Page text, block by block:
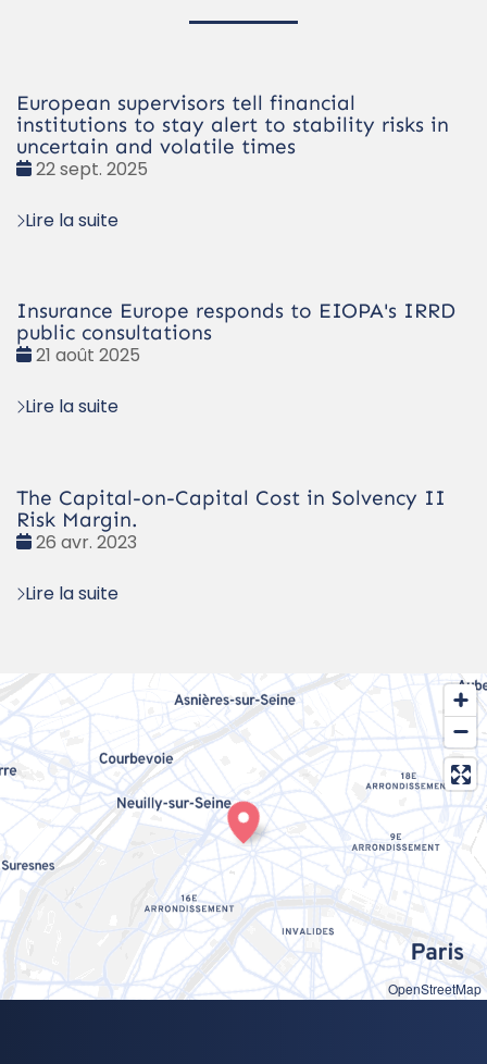
European supervisors tell financial
institutions to stay alert to stability risks in
uncertain and volatile times
Date
22 sept. 2025
Lire la suite
Insurance Europe responds to EIOPA's IRRD
public consultations
Date
21 août 2025
Lire la suite
The Capital-on-Capital Cost in Solvency II
Risk Margin.
Date
26 avr. 2023
Lire la suite
OpenStreetMap